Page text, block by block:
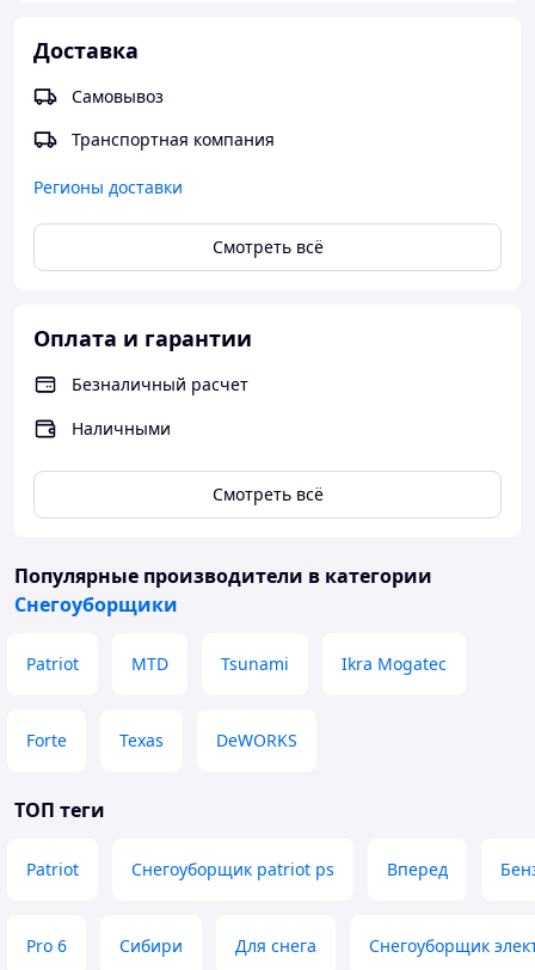
Доставка
Самовывоз
Транспортная компания
Регионы доставки
Смотреть всё
Оплата и гарантии
Безналичный расчет
Наличными
Смотреть всё
Популярные производители в категории
Снегоуборщики
Patriot MTD Tsunami Ikra Mogatec
Forte Texas DeWORKS
ТОП теги
Patriot Снегоуборщик patriot ps Вперед
Pro 6 Сибири Для снега Снегоуборщик